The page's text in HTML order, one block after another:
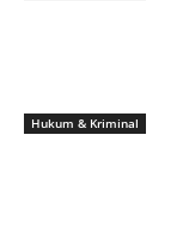
Hukum & Kriminal